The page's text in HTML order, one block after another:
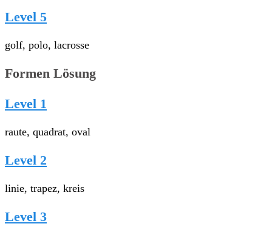
Level 5
golf, polo, lacrosse
Formen Lösung
Level 1
raute, quadrat, oval
Level 2
linie, trapez, kreis
Level 3